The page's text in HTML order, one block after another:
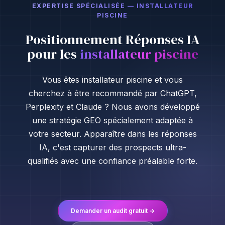
EXPERTISE SPÉCIALISÉE — INSTALLATEUR
PISCINE
Positionnement Réponses IA
pour les installateur piscine
Vous êtes installateur piscine et vous
cherchez à être recommandé par ChatGPT,
Perplexity et Claude ? Nous avons développé
une stratégie GEO spécialement adaptée à
votre secteur. Apparaître dans les réponses
IA, c'est capturer des prospects ultra-
qualifiés avec une confiance préalable forte.
Demander un audit gratuit →